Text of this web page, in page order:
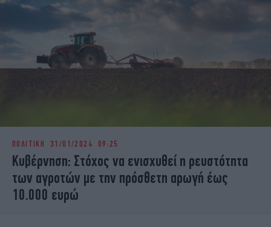
ΠΟΛΙΤΙΚΗ 31/01/2024 09:25
Κυβέρνηση: Στόχος να ενισχυθεί η ρευστότητα
των αγροτών με την πρόσθετη αρωγή έως
10.000 ευρώ